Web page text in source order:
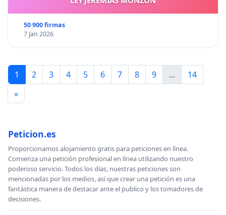
España, con el objetivo de llegar al parlamento de
España y de la comunidad Europea a presentar
nuestra propuesta de ley.
lo cívico, lo cultural, lo social no les permitamos
destruir el arte, a los artistas, el desarrollo de la
cultura y la multiculturalidad.
al desarrollo espiritual, basta de criminalizar a
nuestro amor.
Salvemos nuestro patrimonio cultural,
Salvemos al artista que acerca el arte a nuestra vida
cotidiana, salvemos la cultura y la multiculturalidad.
Les saludo cordialmente y atentamente.
50 900 firmas
7 Jan 2026
1 2 3 4 5 6 7 8 9 ...
14
»
Peticion.es
Proporcionamos alojamiento gratis para peticiones en línea.
Comienza una petición profesional en línea utilizando nuestro
poderoso servicio. Todos los días, nuestras peticiones son
mencionadas por los medios, así que crear una petición es una
fantástica manera de destacar ante el publico y los tomadores de
decisiones.